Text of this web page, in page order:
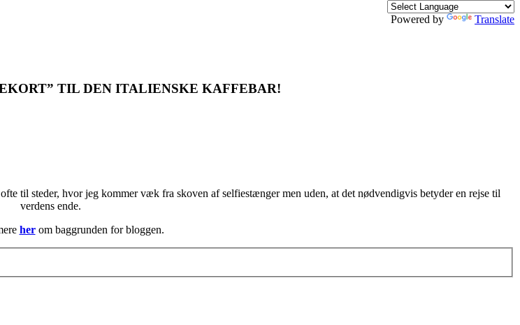
Powered by
Translate
TIL DEN ITALIENSKE KAFFEBAR!
til steder, hvor jeg kommer væk fra skoven af selfiestænger men uden, at det nødvendigvis betyder en rejse til
verdens ende.
herom baggrunden for bloggen.